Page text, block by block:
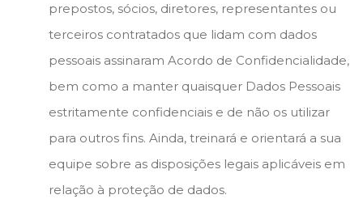
prepostos, sócios, diretores, representantes ou
terceiros contratados que lidam com dados
pessoais assinaram Acordo de Confidencialidade,
bem como a manter quaisquer Dados Pessoais
estritamente confidenciais e de não os utilizar
para outros fins. Ainda, treinará e orientará a sua
equipe sobre as disposições legais aplicáveis em
relação à proteção de dados.